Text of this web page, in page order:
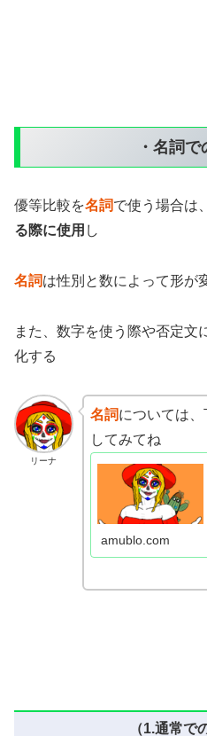
・名詞
優等比較を名詞で使う場合は、
る際に使用 し
名詞は性別と数によって形が
また、数字を使う際や否定文
化する
リーナ
名詞については
してみてね
amublo.com
（1.通常で